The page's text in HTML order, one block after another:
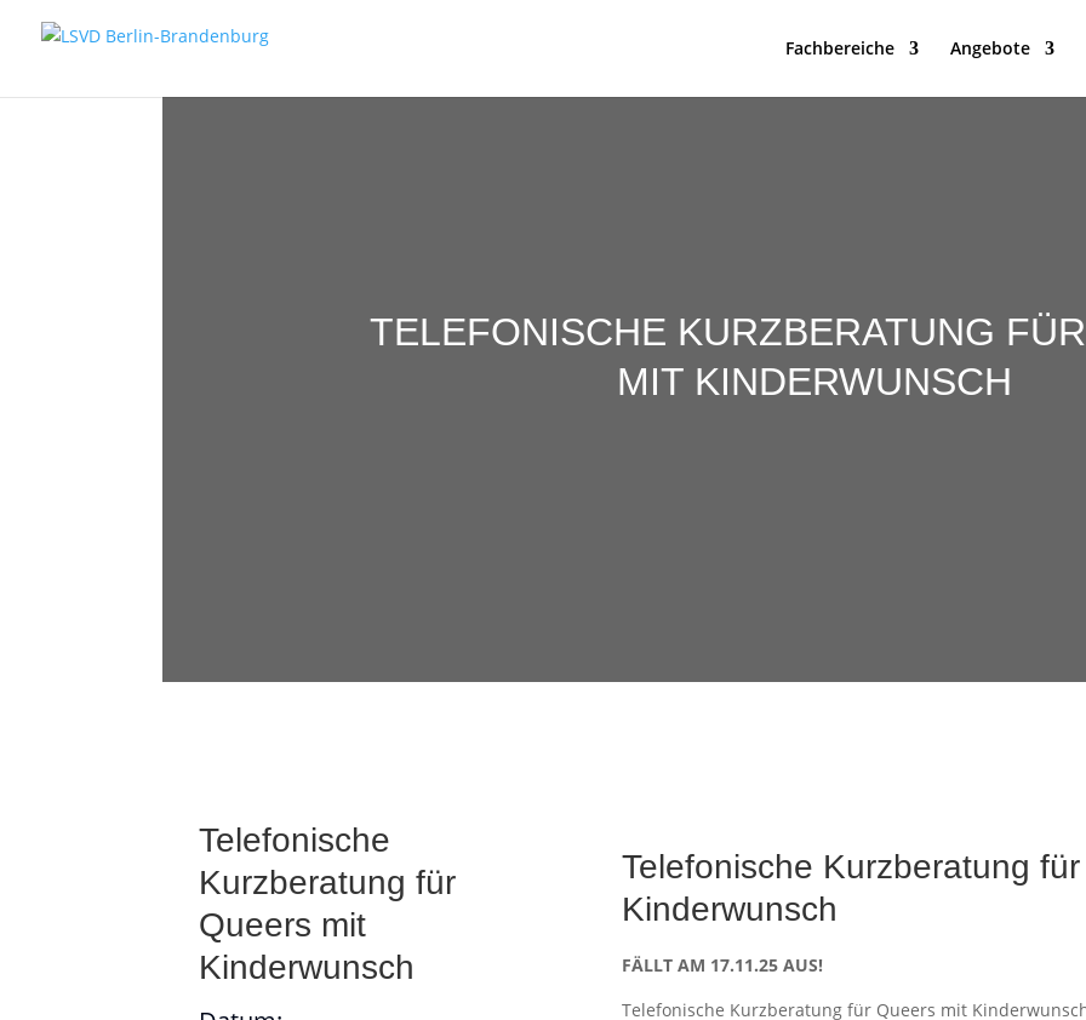
Fachbereiche Angebote
TELEFONISCHE KURZBERATUNG
MIT KINDERWUNSCH
Telefonische
Kurzberatung für
Queers mit
Kinderwunsch
Telefonische Kurzberatung
Kinderwunsch
FÄLLT AM 17.11.25 AUS!
Telefonische Kurzberatung für Queers mit